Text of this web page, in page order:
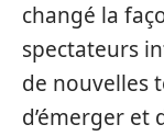
changé la
spectateurs
de nouvelles
d’émerger